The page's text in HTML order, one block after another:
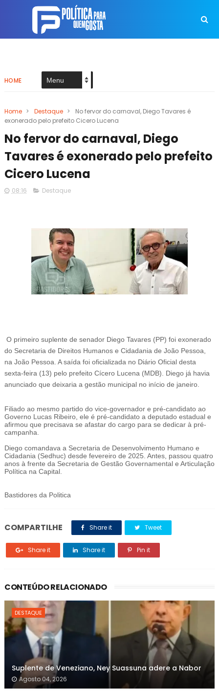
HOME
Home > Destaque >
No fervor do carnaval, Diego Tavares é
exonerado pelo prefeito Cicero Lucena
No fervor do carnaval, Diego
Tavares é exonerado pelo prefeito
Cicero Lucena
08:16 Destaque
O primeiro suplente de senador Diego Tavares (PP) foi exonerado
do Secretaria de Direitos Humanos e Cidadania de João Pessoa,
na João Pessoa. A saída foi oficializada no Diário Oficial desta
sexta-feira (13) pelo prefeito Cícero Lucena (MDB). Diego já havia
anunciado que deixaria a gestão municipal no início de janeiro.
Filiado ao mesmo partido do vice-governador e pré-candidato ao
Governo Lucas Ribeiro, ele é pré-candidato a deputado estadual e
afirmou que precisava se afastar do cargo para se dedicar à pré-
campanha.
Diego comandava a Secretaria de Desenvolvimento Humano e
Cidadania (Sedhuc) desde fevereiro de 2025. Antes, passou quatro
anos à frente da Secretaria de Gestão Governamental e Articulação
Política na Capital.
Bastidores da Politica
COMPARTILHE Share it Tweet
Share it Share it Pin it
CONTEÚDO RELACIONADO
DESTAQUE
Suplente de Veneziano, Ney Suassuna adere a Nabor
Agosto 04, 2026